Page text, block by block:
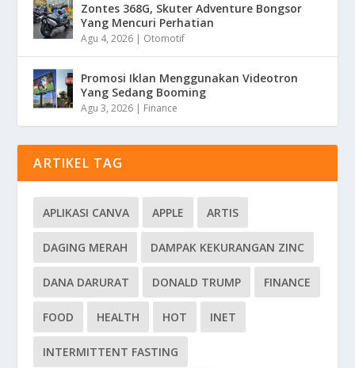
Zontes 368G, Skuter Adventure Bongsor
Yang Mencuri Perhatian
Agu 4, 2026 | Otomotif
Promosi Iklan Menggunakan Videotron
Yang Sedang Booming
Agu 3, 2026 | Finance
ARTIKEL TAG
APLIKASI CANVA APPLE ARTIS
DAGING MERAH DAMPAK KEKURANGAN ZINC
DANA DARURAT DONALD TRUMP FINANCE
FOOD HEALTH HOT INET
INTERMITTENT FASTING